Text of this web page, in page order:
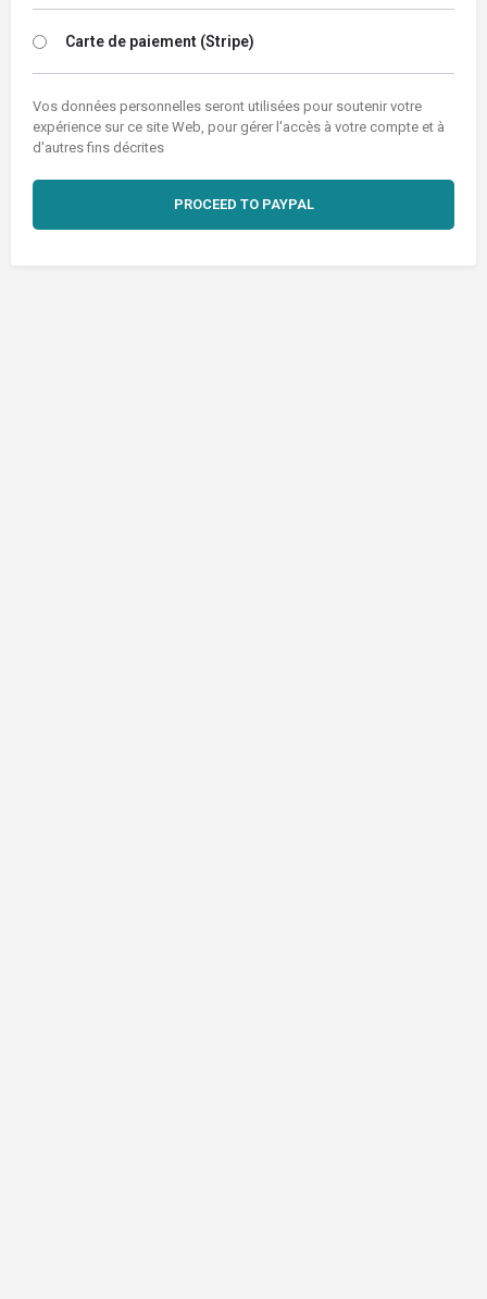
Carte de paiement (Stripe)
Vos données personnelles seront utilisées pour soutenir votre
expérience sur ce site Web, pour gérer l'accès à votre compte et à
d'autres fins décrites
PROCEED TO PAYPAL